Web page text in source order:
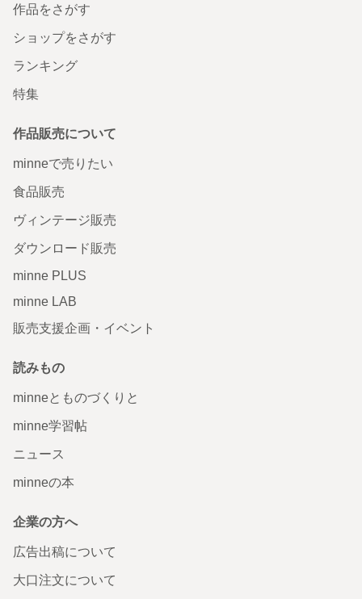
作品をさがす
ショップをさがす
ランキング
特集
作品販売について
minneで売りたい
食品販売
ヴィンテージ販売
ダウンロード販売
minne PLUS
minne LAB
販売支援企画・イベント
読みもの
minneとものづくりと
minne学習帖
ニュース
minneの本
企業の方へ
広告出稿について
大口注文について